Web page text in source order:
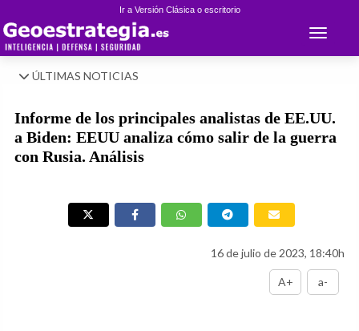
Ir a Versión Clásica o escritorio
Toggle
ÚLTIMAS NOTICIAS
Informe de los principales analistas de EE.UU.
a Biden: EEUU analiza cómo salir de la guerra
con Rusia. Análisis
16 de julio de 2023, 18:40h
A+ a-